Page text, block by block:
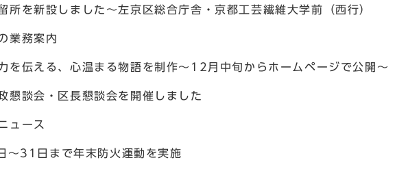
所を新設しました～左京区総合庁舎・京都工芸繊維大学前（西行）
業務案内
を伝える、心温まる物語を制作～12月中旬からホームページで公開～
懇談会・区長懇談会を開催しました
ュース
～31日まで年末防火運動を実施